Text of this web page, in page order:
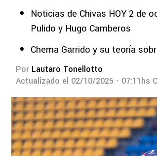
Noticias de Chivas HOY 2 de
Pulido y Hugo Camberos
Chema Garrido y su teoría
Por Lautaro Tonellotto
Actualizado el 02/10/2025 - 07:11hs